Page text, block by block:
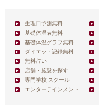
生理日予測無料
基礎体温表無料
基礎体温グラフ無料
ダイエット記録無料
無料占い
店舗・施設を探す
専門学校 スクール
エンターテインメント